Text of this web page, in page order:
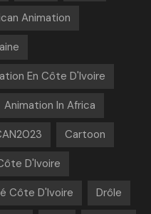
Animation
En Côte D'Ivoire
Animation In Africa
Cartoon
D'Ivoire
Côte D'Ivoire Drôle